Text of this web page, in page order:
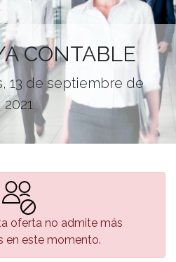
CONTABLE
13 de septiembre de
2021
oferta no admite más
en este momento.